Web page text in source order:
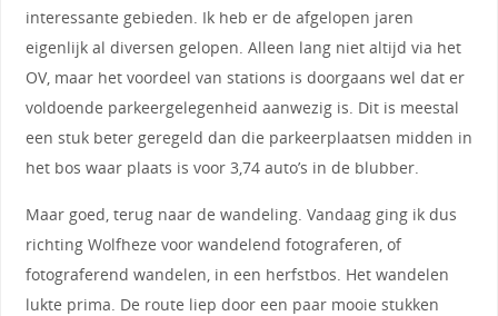
interessante gebieden. Ik heb er de afgelopen jaren
eigenlijk al diversen gelopen. Alleen lang niet altijd via het
OV, maar het voordeel van stations is doorgaans wel dat er
voldoende parkeergelegenheid aanwezig is. Dit is meestal
een stuk beter geregeld dan die parkeerplaatsen midden in
het bos waar plaats is voor 3,74 auto’s in de blubber.
Maar goed, terug naar de wandeling. Vandaag ging ik dus
richting Wolfheze voor wandelend fotograferen, of
fotograferend wandelen, in een herfstbos. Het wandelen
lukte prima. De route liep door een paar mooie stukken